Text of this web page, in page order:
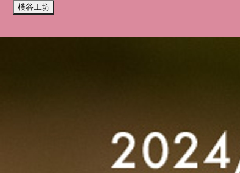
我們使用 cookies 來提升您的瀏覽體驗並分析網站流量。
全部拒絕 接受所有 Cookie
樸谷工坊